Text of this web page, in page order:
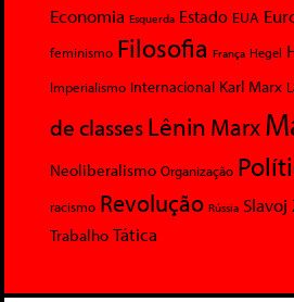
Economia Esquerda Estado EUA
feminismo Filosofia França Hegel
Imperialismo Internacional Karl Marx
de classesLênin Marx
Neoliberalismo Organização
racismo Revolução Rússia Slavoj
Trabalho Tática